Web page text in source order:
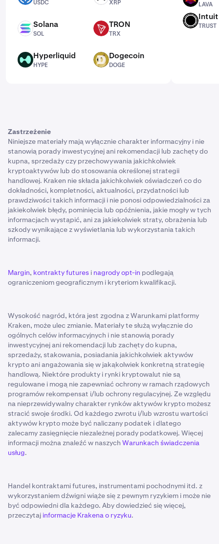
USDC XRP
SOL Solana
SOL
TRX TRON
TRX
HYPE Hyperliquid
HYPE
DOGE Dogecoin
DOGE
LAVA
TRUST
TRUST
Zastrzeżenie
Niniejsze materiały mają wyłącznie charakter informacyjny i nie
stanowią porady inwestycyjnej ani rekomendacji lub zachęty do
kupna, sprzedaży czy przechowywania jakichkolwiek
kryptoaktywów lub do stosowania określonej strategii
handlowej. Kraken nie składa jakichkolwiek oświadczeń co do
dokładności, kompletności, aktualności, przydatności lub
prawdziwości takich informacji i nie ponosi odpowiedzialności za
jakiekolwiek błędy, pominięcia lub opóźnienia, jakie mogły w tych
informacjach wystąpić, ani za jakiekolwiek straty, obrażenia lub
szkody wynikające z wyświetlania lub wykorzystania takich
informacji.
Margin, kontrakty futures i nagrody opt-in podlegają
ograniczeniom geograficznym i kryteriom kwalifikacji.
Wysokość nagród, która jest zgodna z Warunkami platformy
Kraken, może ulec zmianie. Materiały te służą wyłącznie do
ogólnych celów informacyjnych i nie stanowią porady
inwestycyjnej ani rekomendacji lub zachęty do kupna,
sprzedaży, stakowania, posiadania jakichkolwiek aktywów
krypto ani angażowania się w jakąkolwiek konkretną strategię
handlową. Niektóre produkty i rynki kryptowalut nie są
regulowane i mogą nie zapewniać ochrony w ramach rządowych
programów rekompensat i/lub ochrony regulacyjnej. Ze względu
na nieprzewidywalny charakter rynków aktywów krypto możesz
stracić swoje środki. Od każdego zwrotu i/lub wzrostu wartości
aktywów krypto może być naliczany podatek i dlatego
zalecamy zasięgnięcie niezależnej porady podatkowej. Więcej
informacji można znaleźć w naszych Warunkach świadczenia
usług.
Handel kontraktami futures, instrumentami pochodnymi itd. z
wykorzystaniem dźwigni wiąże się z pewnym ryzykiem i może nie
być odpowiedni dla każdego. Aby dowiedzieć się więcej,
przeczytaj informacje Krakena o ryzyku.